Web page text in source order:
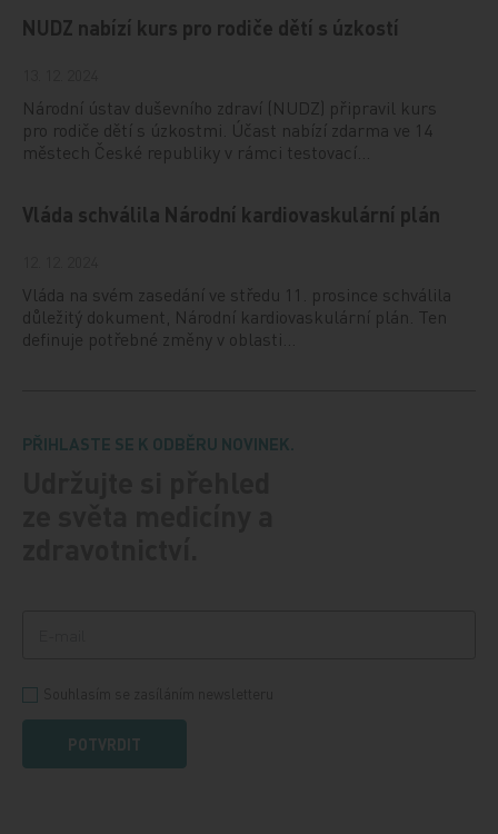
NUDZ nabízí kurs pro rodiče dětí s úzkostí
Národní ústav duševního zdraví (NUDZ) připravil kurs
pro rodiče dětí s úzkostmi. Účast nabízí zdarma ve 14
městech České republiky v rámci testovací…
Vláda schválila Národní kardiovaskulární plán
Vláda na svém zasedání ve středu 11. prosince schválila
důležitý dokument, Národní kardiovaskulární plán. Ten
definuje potřebné změny v oblasti…
PŘIHLASTE SE K ODBĚRU NOVINEK.
POTVRDIT